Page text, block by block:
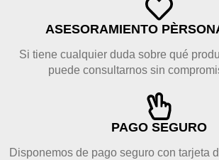
ASESORAMIENTO
Si tiene cualquier duda sobre qué
puede consultarnos sin
PAGO SEGURO
Disponemos de pago seguro con tarjeta